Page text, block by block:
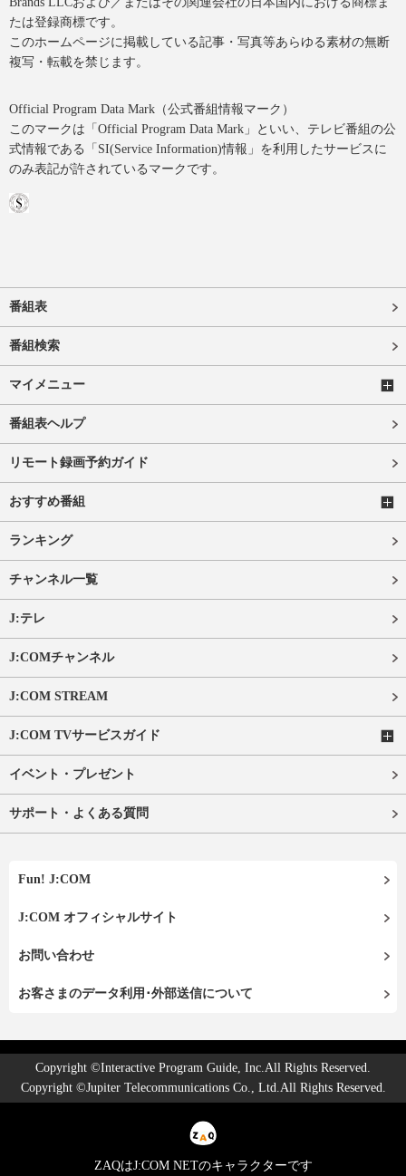
たは登録商標です。
このホームページに掲載している記事・写真等あらゆる素材の無断
複写・転載を禁じます。
Official Program Data Mark（公式番組情報マーク）
このマークは「Official Program Data Mark」といい、テレビ番組の公
式情報である「SI(Service Information)情報」を利用したサービスに
のみ表記が許されているマークです。
番組表
番組検索
マイメニュー
番組表ヘルプ
リモート録画予約ガイド
おすすめ番組
ランキング
チャンネル一覧
J:テレ
J:COMチャンネル
J:COM STREAM
J:COM TVサービスガイド
イベント・プレゼント
サポート・よくある質問
Fun! J:COM
J:COM オフィシャルサイト
お問い合わせ
お客さまのデータ利用･外部送信について
Copyright ©Interactive Program Guide, Inc.All Rights Reserved.
Copyright ©Jupiter Telecommunications Co., Ltd.All Rights Reserved.
ZAQはJ:COM NETのキャラクターです